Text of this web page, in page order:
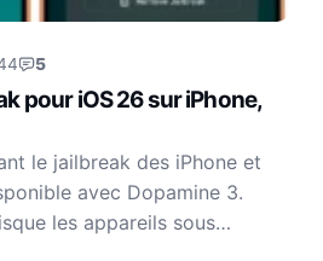
5
pour iOS 26 sur iPhone,
le jailbreak des iPhone et
avec Dopamine 3.
les appareils sous…